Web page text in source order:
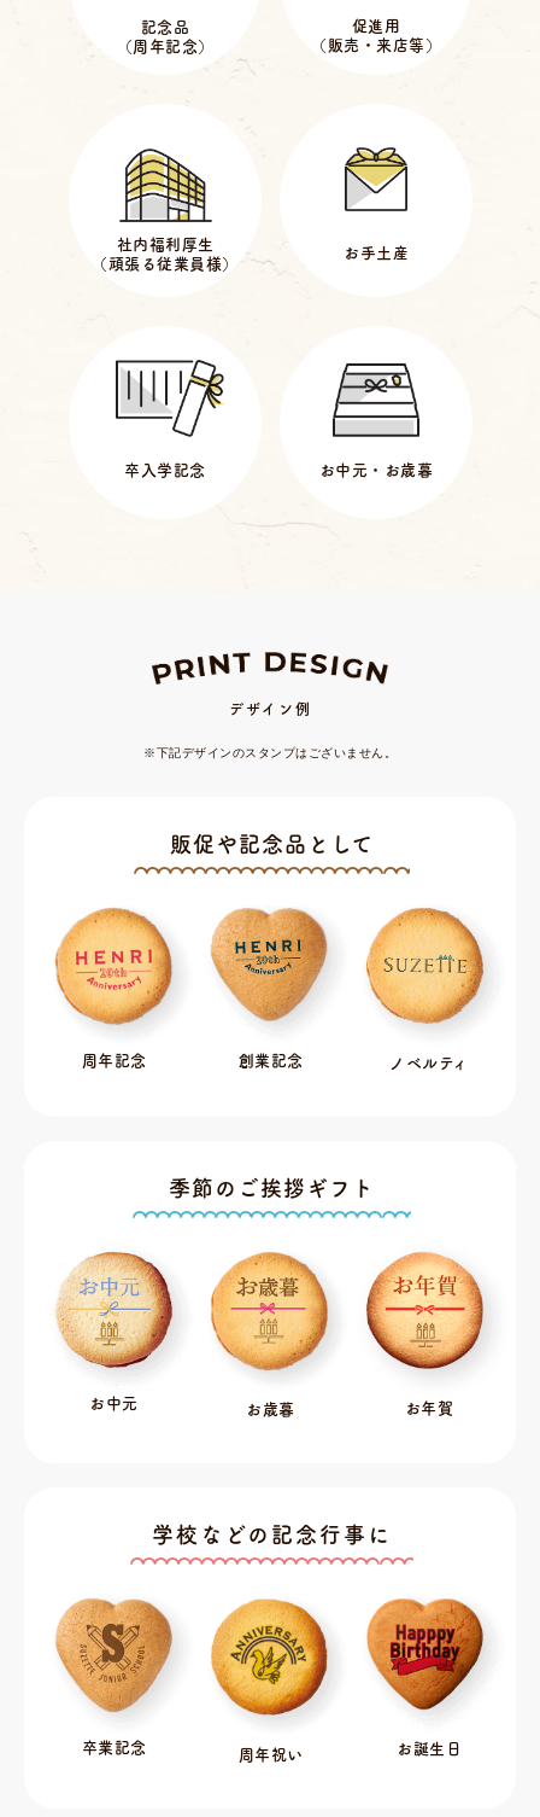
記念品
（周年記念）
促進用
（販売・来店等）
社内福利厚生
（頑張る従業員様）
お手土産
卒入学記念 お中元・お歳暮
デザイン例
※下記デザインのスタンプはございません。
販促や記念品として
周年記念 創業記念 ノベルティ
季節のご挨拶ギフト
お中元 お歳暮 お年賀
学校などの記念行事に
卒業記念 周年祝い お誕生日